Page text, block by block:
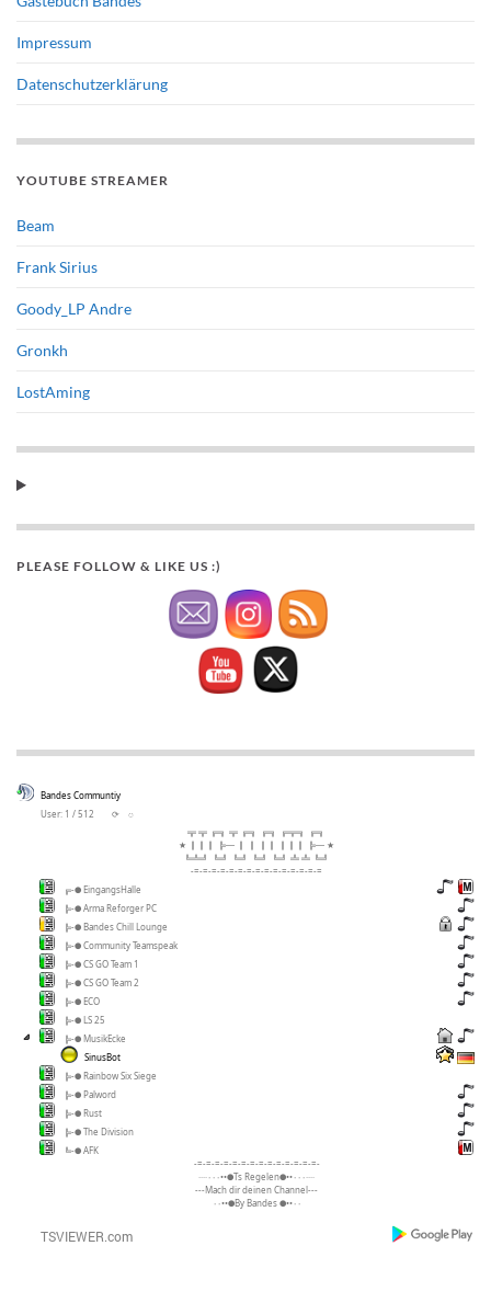
Impressum
Datenschutzerklärung
YOUTUBE STREAMER
Beam
Frank Sirius
Goody_LP Andre
Gronkh
LostAming
PLEASE FOLLOW & LIKE US :)
Bandes Communtiy
User: 1 / 512
⟳
◌
╦ ╦ ╔╗ ╦ ╔╗ ╔╗ ╔╦╗ ╔╗
★ ║║║ ╠─ ║ ║ ║║ ║║║ ╠─ ★
╚╩╝ ╚╝ ╚╝ ╚╝ ╚╝ ╩ ╩ ╚╝
-=-=-=-=-=-=-=-=-=-=-=-=-=-=-=
╔-● EingangsHalle
╠-● Arma Reforger PC
╠-● Bandes Chill Lounge
╠-● Community Teamspeak
╠-● CS GO Team 1
╠-● CS GO Team 2
╠-● ECO
╠-● LS 25
╠-● MusikEcke
SinusBot
╠-● Rainbow Six Siege
╠-● Palword
╠-● Rust
╠-● The Division
╚-● AFK
-=-=-=-=-=-=-=-=-=-=-=-=-=-=-
····٠٠٠••●Ts Regelen●••٠٠٠····
---Mach dir deinen Channel---
٠٠••●By Bandes ●••٠٠